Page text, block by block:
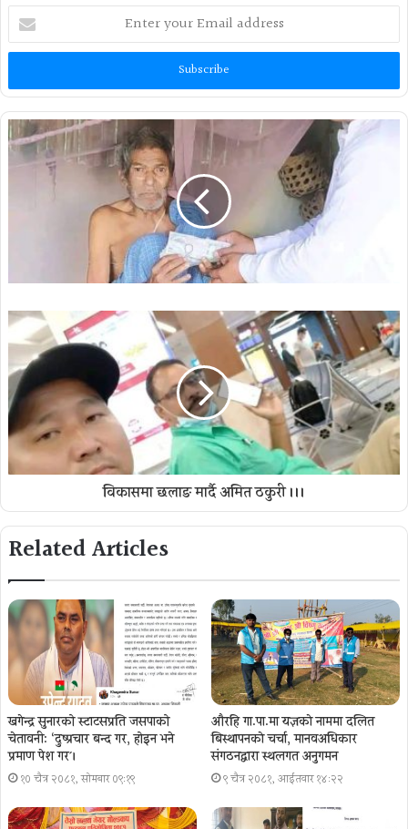
your
Email
विकासमा छलाङ मार्दै अमित ठकुरी ।।।
Related Articles
खगेन्द्र सुनारको स्टाटसप्रति जसपाको
चेतावनी: ‘दुष्प्रचार बन्द गर, होइन भने
प्रमाण पेश गर´।
१० चैत्र २०८१, सोमबार ०९:१९
औरहि गा.पा.मा यज्ञकाे नाममा दलित
बिस्थापनकाे चर्चा, मानवअधिकार
संगठनद्वारा स्थलगत अनुगमन
९ चैत्र २०८१, आईतवार १४:२२